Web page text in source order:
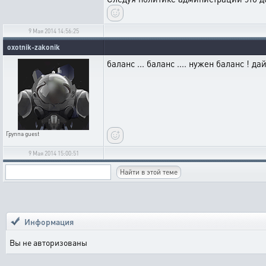
9 Мая 2014 14:56:25
oxotnik-zakonik
Группаguest
баланс ... баланс .... нужен баланс !
9 Мая 2014 15:00:51
Информация
Вы не авторизованы